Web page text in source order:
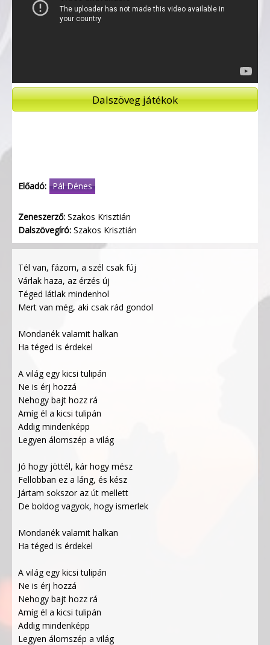
Dalszöveg játékok
Előadó: Pál Dénes
Zeneszerző: Szakos Krisztián
Dalszövegíró: Szakos Krisztián
Tél van, fázom, a szél csak fúj
Várlak haza, az érzés új
Téged látlak mindenhol
Mert van még, aki csak rád gondol
Mondanék valamit halkan
Ha téged is érdekel
A világ egy kicsi tulipán
Ne is érj hozzá
Nehogy bajt hozz rá
Amíg él a kicsi tulipán
Addig mindenképp
Legyen álomszép a világ
Jó hogy jöttél, kár hogy mész
Fellobban ez a láng, és kész
Jártam sokszor az út mellett
De boldog vagyok, hogy ismerlek
Mondanék valamit halkan
Ha téged is érdekel
A világ egy kicsi tulipán
Ne is érj hozzá
Nehogy bajt hozz rá
Amíg él a kicsi tulipán
Addig mindenképp
Legyen álomszép a világ